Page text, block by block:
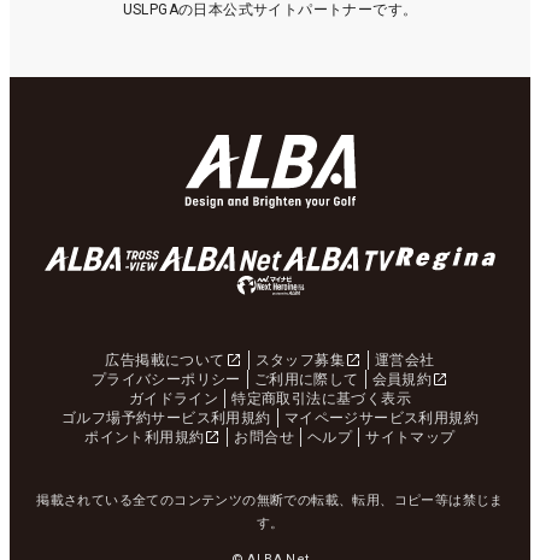
USLPGAの日本公式サイトパートナーです。
広告掲載について スタッフ募集
運営会社
プライバシーポリシー
ご利用に際して
会員規約
ガイドライン
特定商取引法に基づく表示
ゴルフ場予約サービス利用規約
マイページサービス利用規約
ポイント利用規約
お問合せ ヘルプ サイトマップ
掲載されている全てのコンテンツの無断での転載、転用、コピー等は禁じま
す。